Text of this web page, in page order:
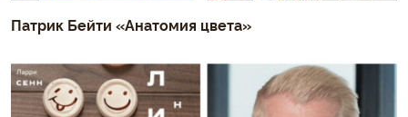
Патрик Бейти «Анатомия цвета»